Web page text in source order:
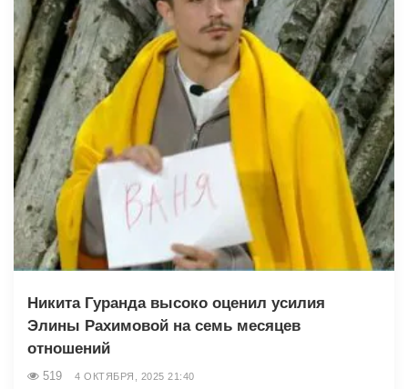
Никита Гуранда высоко оценил усилия
Элины Рахимовой на семь месяцев
отношений
519 4 ОКТЯБРЯ, 2025 21:40